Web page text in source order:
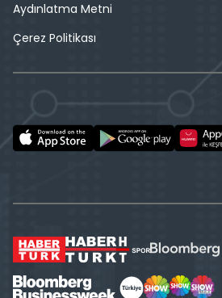
Aydınlatma Metni
Çerez Politikası